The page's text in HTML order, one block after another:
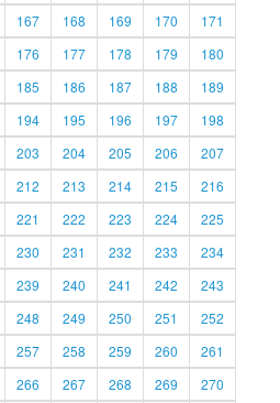
167 168 169 170
171
176 177 178 179
180
185 186 187 188
189
194 195 196 197
198
203 204 205 206
207
212 213 214 215
216
221 222 223 224
225
230 231 232 233
234
239 240 241 242
243
248 249 250 251
252
257 258 259 260
261
266 267 268 269 270